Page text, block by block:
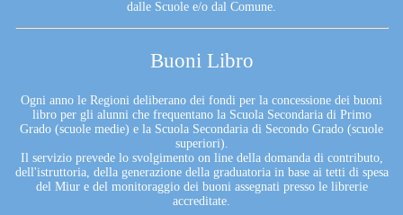
dalle Scuole e/o dal Comune.
Buoni Libro
Ogni anno le Regioni deliberano dei fondi per la concessione dei buoni
libro per gli alunni che frequentano la Scuola Secondaria di Primo
Grado (scuole medie) e la Scuola Secondaria di Secondo Grado (scuole
superiori).
Il servizio prevede lo svolgimento on line della domanda di contributo,
dell'istruttoria, della generazione della graduatoria in base ai tetti di spesa
del Miur e del monitoraggio dei buoni assegnati presso le librerie
accreditate.